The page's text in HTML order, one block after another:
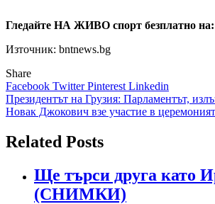
Гледайте НА ЖИВО спорт безплатно на:
Източник: bntnews.bg
Share
Facebook TwitterPinterest Linkedin
Навигация
Президентът на Грузия: Парламентът,
Новак Джокович взе участие в
Related Posts
Ще търси друга като
(СНИМКИ)